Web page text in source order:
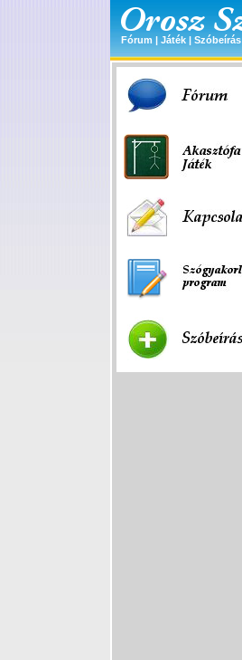
Fórum | Játék | Szóbeírás